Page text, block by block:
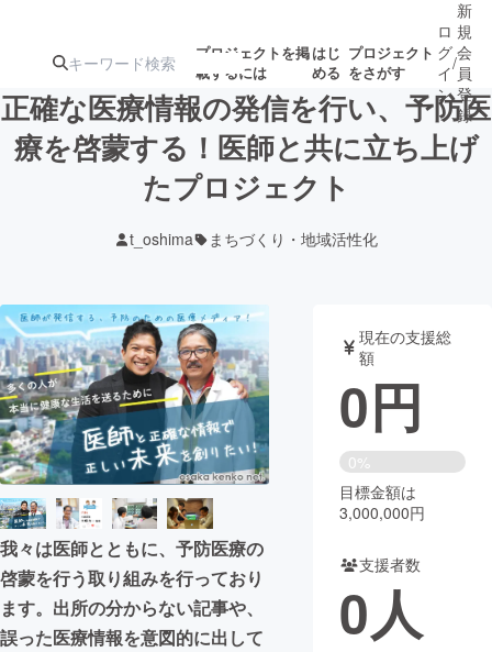
プロジェクトを掲
載するには
はじ
める
プロジェクト
をさがす
注目のリ 注目の新着プロ 募集終了が近いプ
テクノロジー・ガジェット
映像・映画 書籍・雑誌
ビジネス・起業 チャレンジ
まちづくり・地域活性化
CAMPFIRE for Social Good
CAMPFIRE Creation
CAMPFIREふるさと納税machi-ya コミュニティ
ロ
グ
イ
ン
/
新
規
会
員
登
録
正確な医療情報の発信を行い、予防医
療を啓蒙する！医師と共に立ち上げ
たプロジェクト
t_oshima まちづくり・地域活性化
我々は医師とともに、予防医療の
啓蒙を行う取り組みを行っており
ます。出所の分からない記事や、
誤った医療情報を意図的に出して
現在の支援総
額
0円
0%
目標金額は
3,000,000円
支援者数
0人